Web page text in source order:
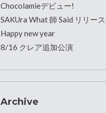
Chocolamieデビュー!
SAKUra What 師 Said リリース
Happy new year
8/16 クレア追加公演
Archive